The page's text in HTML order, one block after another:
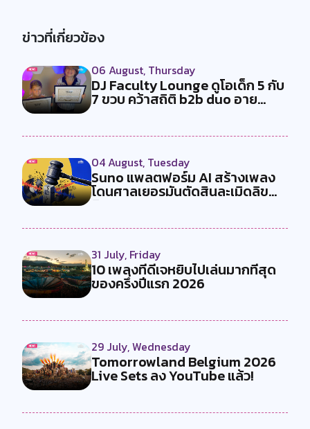
ข่าวที่เกี่ยวข้อง
06 August, Thursday
DJ Faculty Lounge ดูโอเด็ก 5 กับ
7 ขวบ คว้าสถิติ b2b duo อาย...
04 August, Tuesday
Suno แพลตฟอร์ม AI สร้างเพลง
โดนศาลเยอรมันตัดสินละเมิดลิข
31 July, Friday
10 เพลงที่ดีเจหยิบไปเล่นมากที่สุด
ของครึ่งปีแรก 2026
29 July, Wednesday
Tomorrowland Belgium 2026
Live Sets ลง YouTube แล้ว!